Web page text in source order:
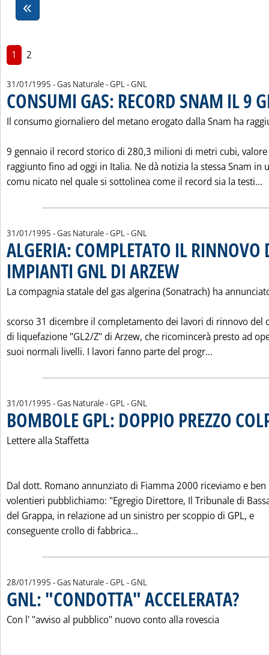
1 2
31/01/1995 - Gas Naturale - GPL - GNL
CONSUMI GAS: RECORD SNAM IL 9
Il consumo giornaliero del metano erogato dalla Snam ha
9 gennaio il record storico di 280,3 milioni di metri cubi,
raggiunto fino ad oggi in Italia. Ne dà notizia la stessa Snam in
comu nicato nel quale si sottolinea come il record sia la testi...
31/01/1995 - Gas Naturale - GPL - GNL
ALGERIA: COMPLETATO IL RINNOVO
IMPIANTI GNL DI ARZEW. Pubblicata martedì 31
La compagnia statale del gas algerina (Sonatrach) ha
scorso 31 dicembre il completamento dei lavori di rinnovo del
di liquefazione "GL2/Z" di Arzew, che ricomincerà presto ad
suoi normali livelli. I lavori fanno parte del progr...
31/01/1995 - Gas Naturale - GPL - GNL
BOMBOLE GPL: DOPPIO PREZZO
Lettere alla Staffetta
Dal dott. Romano annunziato di Fiamma 2000 riceviamo e ben
volentieri pubblichiamo: "Egregio Direttore, Il Tribunale di
del Grappa, in relazione ad un sinistro per scoppio di GPL, e
conseguente crollo di fabbrica...
28/01/1995 - Gas Naturale - GPL - GNL
GNL: "CONDOTTA" ACCELERATA?.
Con l' "avviso al pubblico" nuovo conto alla rovescia